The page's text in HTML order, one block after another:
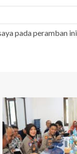
pada peramban